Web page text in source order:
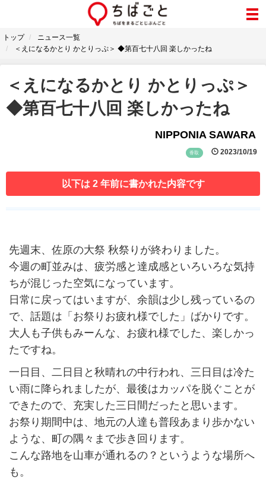
トップ
ニュース一覧
＜えになるかとり かとりっぷ＞ ◆第百七十八回 楽しかったね
＜えになるかとり かとりっぷ＞
◆第百七十八回 楽しかったね
NIPPONIA SAWARA
香取 2023/10/19
以下は 2 年前に書かれた内容です
先週末、佐原の大祭 秋祭りが終わりました。
今週の町並みは、疲労感と達成感といろいろな気持
ちが混じった空気になっています。
日常に戻ってはいますが、余韻は少し残っているの
で、話題は「お祭りお疲れ様でした」ばかりです。
大人も子供もみーんな、お疲れ様でした、楽しかっ
たですね。
一日目、二日目と秋晴れの中行われ、三日目は冷た
い雨に降られましたが、最後はカッパを脱ぐことが
できたので、充実した三日間だったと思います。
お祭り期間中は、地元の人達も普段あまり歩かない
ような、町の隅々まで歩き回ります。
こんな路地を山車が通れるの？というような場所へ
も。